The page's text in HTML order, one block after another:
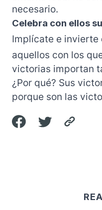
necesario.
Celebra con ellos
Implícate e invierte
aquellos con los
victorias importan
¿Por qué? Sus
porque son las